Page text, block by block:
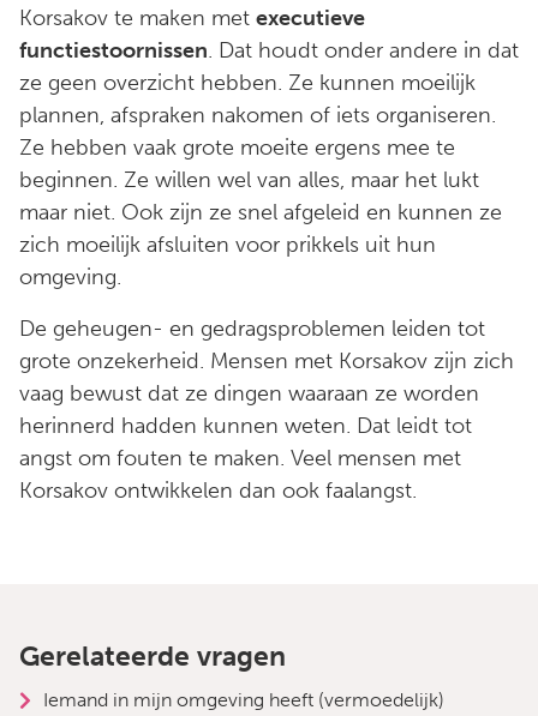
Korsakov te maken met executieve
functiestoornissen. Dat houdt onder andere in dat
ze geen overzicht hebben. Ze kunnen moeilijk
plannen, afspraken nakomen of iets organiseren.
Ze hebben vaak grote moeite ergens mee te
beginnen. Ze willen wel van alles, maar het lukt
maar niet. Ook zijn ze snel afgeleid en kunnen ze
zich moeilijk afsluiten voor prikkels uit hun
omgeving.
De geheugen- en gedragsproblemen leiden tot
grote onzekerheid. Mensen met Korsakov zijn zich
vaag bewust dat ze dingen waaraan ze worden
herinnerd hadden kunnen weten. Dat leidt tot
angst om fouten te maken. Veel mensen met
Korsakov ontwikkelen dan ook faalangst.
Gerelateerde vragen
Iemand in mijn omgeving heeft (vermoedelijk)